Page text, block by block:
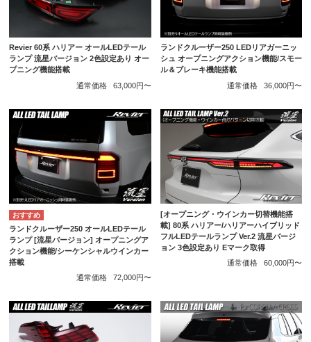
Revier 60系 ハリアー オールLEDテール
ランプ 流星バージョン 2色設定あり オー
プニング機能搭載
通常価格
63,000円〜
ランドクルーザー250 LEDリアガーニッ
シュ オープニングアクション機能/スモー
ル＆ブレーキ機能搭載
通常価格
36,000円〜
ランドクルーザー250 オールLEDテール
ランプ [流星バージョン] オープニングア
クション機能/シーケンシャルウインカー
搭載
通常価格
72,000円〜
[オープニング・ウインカー切替機能搭
載] 80系 ハリアー/ハリアーハイブリッド
フルLEDテールランプ Ver.2 流星バージ
ョン 3色設定あり Eマーク取得
通常価格
60,000円〜